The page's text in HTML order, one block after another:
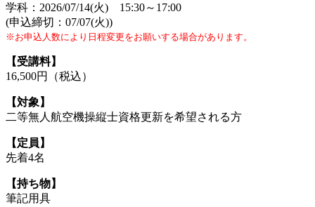
学科：2026/07/14(火) 15:30～17:00
(申込締切：07/07(火))
※お申込人数により日程変更をお願いする場合があります。
【受講料】
16,500円（税込）
【対象】
二等無人航空機操縦士資格更新を希望される方
【定員】
先着4名
【持ち物】
筆記用具